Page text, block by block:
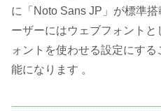
に「Noto Sans JP」が標準
ーザーにはウェブフォント
ォントを使わせる設定にす
能になります 。